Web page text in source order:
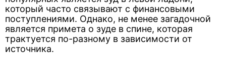
который часто связывают с финансовыми
поступлениями. Однако, не менее загадочной
является примета о зуде в спине, которая
трактуется по-разному в зависимости от
источника.